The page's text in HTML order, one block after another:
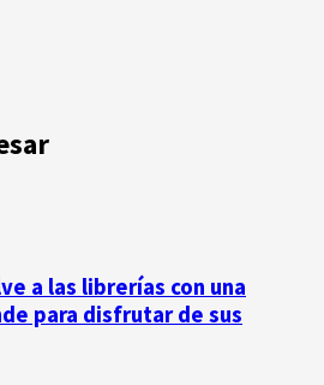
a las librerías con una
para disfrutar de sus